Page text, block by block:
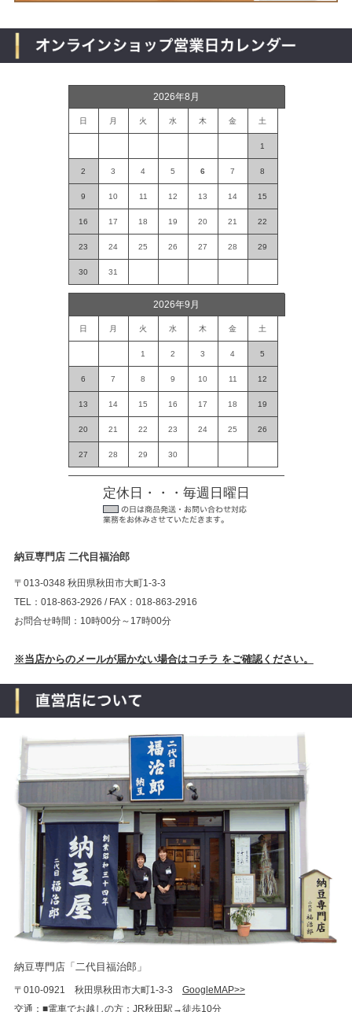
2026年8月
日 月 火 水 木 金 土
1
2 3 4 5 6 7 8
9 10 11 12 13 14 15
16 17 18 19 20 21 22
23 24 25 26 27 28 29
30 31
2026年9月
日 月 火 水 木 金 土
1 2 3 4 5
6 7 8 9 10 11 12
13 14 15 16 17 18 19
20 21 22 23 24 25 26
27 28 29 30
定休日・・・毎週日曜日
納豆専門店 二代目福治郎
〒013-0348 秋田県秋田市大町1-3-3
TEL：018-863-2926 / FAX：018-863-2916
お問合せ時間：10時00分～17時00分
※当店からのメールが届かない場合はコチラ をご確認ください。
納豆専門店「二代目福治郎」
〒010-0921 秋田県秋田市大町1-3-3 GoogleMAP>>
交通：■電車でお越しの方：JR秋田駅→徒歩10分